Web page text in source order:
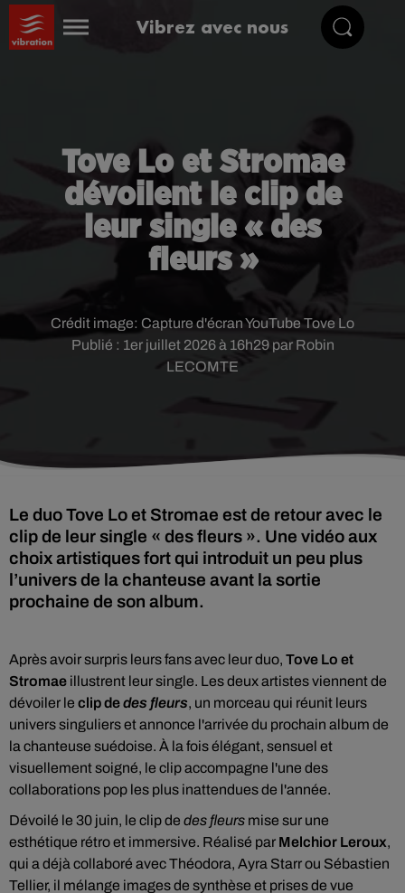
Vibrez avec nous
Tove Lo et Stromae
dévoilent le clip de
leur single « des
fleurs »
Publié : 1er juillet 2026 à 16h29 par Robin
LECOMTE
Crédit image: Capture d'écran YouTube Tove Lo
Le duo Tove Lo et Stromae est de retour avec le
clip de leur single « des fleurs ». Une vidéo aux
choix artistiques fort qui introduit un peu plus
l’univers de la chanteuse avant la sortie
prochaine de son album.
Après avoir surpris leurs fans avec leur duo, Tove Lo et
Stromae illustrent leur single. Les deux artistes viennent de
dévoiler le clip dedes fleurs, un morceau qui réunit leurs
univers singuliers et annonce l'arrivée du prochain album de
la chanteuse suédoise. À la fois élégant, sensuel et
visuellement soigné, le clip accompagne l'une des
collaborations pop les plus inattendues de l'année.
Dévoilé le 30 juin, le clip de des fleurs mise sur une
esthétique rétro et immersive. Réalisé par Melchior Leroux,
qui a déjà collaboré avec Théodora, Ayra Starr ou Sébastien
Tellier, il mélange images de synthèse et prises de vue